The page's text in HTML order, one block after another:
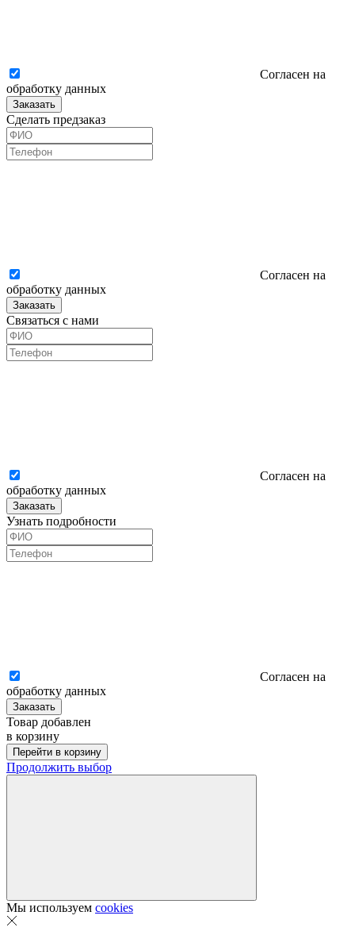
Согласен на
обработку данных
Заказать
Сделать предзаказ
Согласен на
обработку данных
Заказать
Связаться с нами
Согласен на
обработку данных
Заказать
Узнать подробности
Согласен на
обработку данных
Заказать
Товар добавлен
в корзину
Перейти в корзину
Продолжить выбор
Мы используем cookies